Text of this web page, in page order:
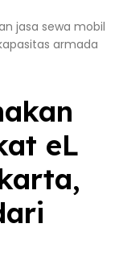
jasa sewa mobil
armada
eL